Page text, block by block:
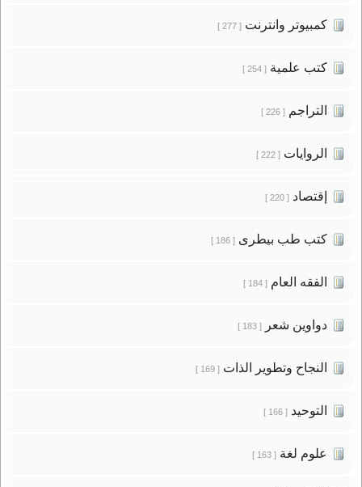
كمبيوتر وانترنت[ 277 ]
كتب علمية[ 254 ]
التراجم[ 226 ]
الروايات[ 222 ]
إقتصاد[ 220 ]
كتب طب بيطرى[ 186 ]
الفقه العام[ 184 ]
دواوين شعر[ 183 ]
النجاح وتطوير الذات[ 169 ]
التوحيد[ 166 ]
علوم لغة[ 163 ]